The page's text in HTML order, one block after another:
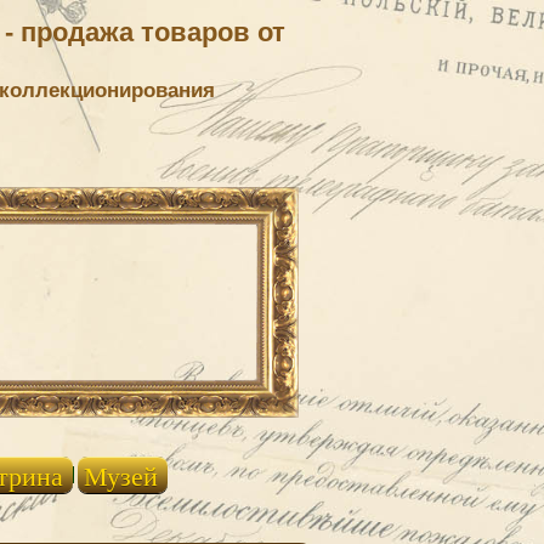
продажа товаров от
Музей